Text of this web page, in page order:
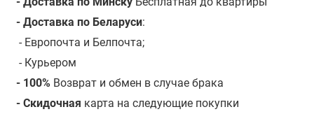
- Доставка по Беларуси:
- Европочта и Белпочта;
- Курьером
- 100% Возврат и обмен в случае брака
- Скидочная карта на следующие покупки